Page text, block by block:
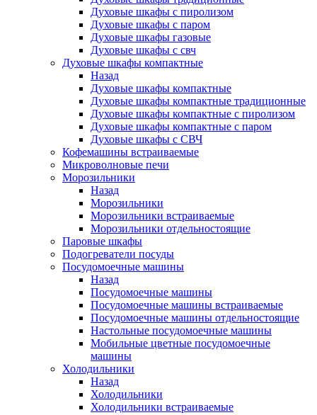
Духовые шкафы с пиролизом
Духовые шкафы с паром
Духовые шкафы газовые
Духовые шкафы с свч
Духовые шкафы компактные
Назад
Духовые шкафы компактные
Духовые шкафы компактные традиционные
Духовые шкафы компактные с пиролизом
Духовые шкафы компактные с паром
Духовые шкафы с СВЧ
Кофемашины встраиваемые
Микроволновые печи
Морозильники
Назад
Морозильники
Морозильники встраиваемые
Морозильники отдельностоящие
Паровые шкафы
Подогреватели посуды
Посудомоечные машины
Назад
Посудомоечные машины
Посудомоечные машины встраиваемые
Посудомоечные машины отдельностоящие
Настольные посудомоечные машины
Мобильные цветные посудомоечные
машины
Холодильники
Назад
Холодильники
Холодильники встраиваемые